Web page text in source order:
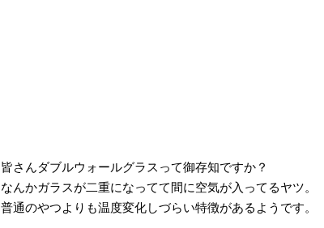
皆さんダブルウォールグラスって御存知ですか？
なんかガラスが二重になってて間に空気が入ってるヤツ。
普通のやつよりも温度変化しづらい特徴があるようです。